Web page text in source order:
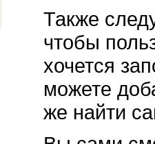
Также
чтобы
хочется
можете
же найти